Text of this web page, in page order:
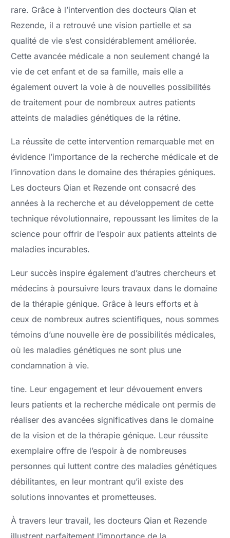
rare. Grâce à l’intervention des docteurs Qian et
Rezende, il a retrouvé une vision partielle et sa
qualité de vie s’est considérablement améliorée.
Cette avancée médicale a non seulement changé la
vie de cet enfant et de sa famille, mais elle a
également ouvert la voie à de nouvelles possibilités
de traitement pour de nombreux autres patients
atteints de maladies génétiques de la rétine.
La réussite de cette intervention remarquable met en
évidence l’importance de la recherche médicale et de
l’innovation dans le domaine des thérapies géniques.
Les docteurs Qian et Rezende ont consacré des
années à la recherche et au développement de cette
technique révolutionnaire, repoussant les limites de la
science pour offrir de l’espoir aux patients atteints de
maladies incurables.
Leur succès inspire également d’autres chercheurs et
médecins à poursuivre leurs travaux dans le domaine
de la thérapie génique. Grâce à leurs efforts et à
ceux de nombreux autres scientifiques, nous sommes
témoins d’une nouvelle ère de possibilités médicales,
où les maladies génétiques ne sont plus une
condamnation à vie.
tine. Leur engagement et leur dévouement envers
leurs patients et la recherche médicale ont permis de
réaliser des avancées significatives dans le domaine
de la vision et de la thérapie génique. Leur réussite
exemplaire offre de l’espoir à de nombreuses
personnes qui luttent contre des maladies génétiques
débilitantes, en leur montrant qu’il existe des
solutions innovantes et prometteuses.
À travers leur travail, les docteurs Qian et Rezende
illustrent parfaitement l’importance de la